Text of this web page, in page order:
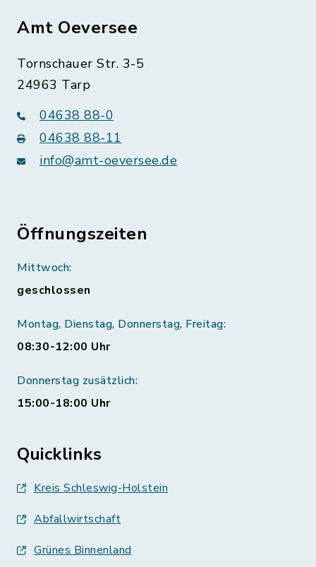
Amt Oeversee
Tornschauer Str. 3-5
24963 Tarp
04638 88-0
04638 88-11
info@amt-oeversee.de
Öffnungszeiten
Mittwoch:
geschlossen
Montag, Dienstag, Donnerstag, Freitag:
08:30-12:00 Uhr
Donnerstag zusätzlich:
15:00-18:00 Uhr
Quicklinks
Kreis Schleswig-Holstein
Abfallwirtschaft
Grünes Binnenland